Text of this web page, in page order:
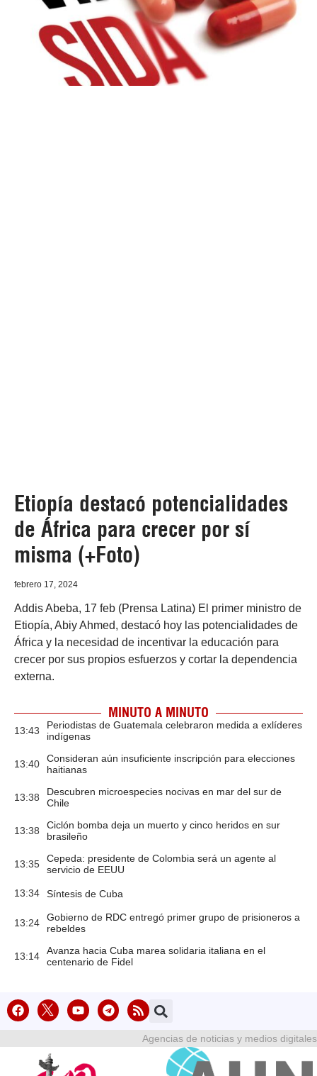
Etiopía destacó potencialidades
de África para crecer por sí
misma (+Foto)
febrero 17, 2024
Addis Abeba, 17 feb (Prensa Latina) El primer ministro de
Etiopía, Abiy Ahmed, destacó hoy las potencialidades de
África y la necesidad de incentivar la educación para
crecer por sus propios esfuerzos y cortar la dependencia
externa.
MINUTO A MINUTO
13:43
Periodistas de Guatemala celebraron medida a exlíderes
indígenas
13:40
Consideran aún insuficiente inscripción para elecciones
haitianas
13:38
Descubren microespecies nocivas en mar del sur de
Chile
13:38
Ciclón bomba deja un muerto y cinco heridos en sur
brasileño
13:35
Cepeda: presidente de Colombia será un agente al
servicio de EEUU
13:34 Síntesis de Cuba
13:24
Gobierno de RDC entregó primer grupo de prisioneros a
rebeldes
13:14
Avanza hacia Cuba marea solidaria italiana en el
centenario de Fidel
Agencias de noticias y medios digitales